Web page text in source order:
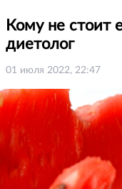
Кому не стоит
диетолог
01 июля 2022, 22:47